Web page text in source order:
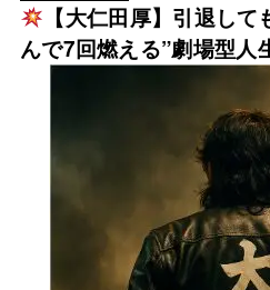
【大仁田厚】引退し
んで7回燃える”劇場型人